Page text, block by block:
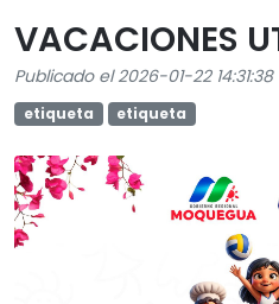
VACACIONES
Publicado el 2026-01-22 14:31:38
etiqueta etiqueta